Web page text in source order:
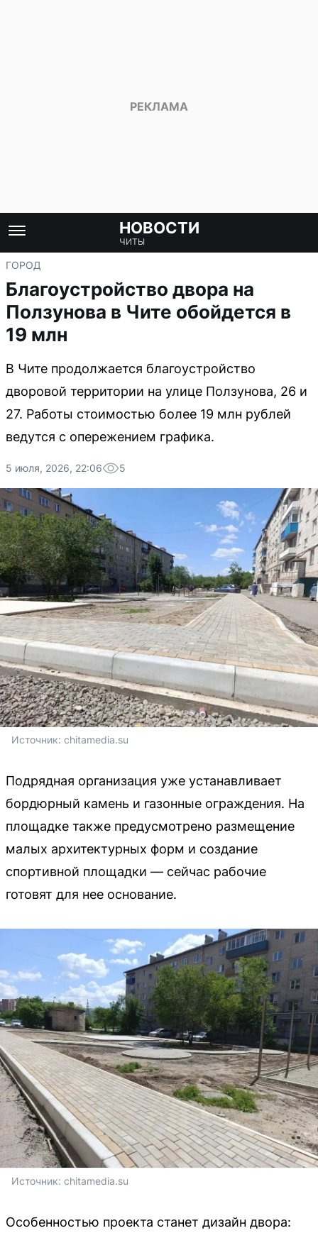
НОВОСТИ
ЧИТЫ
ГОРОД
Благоустройство двора на
Ползунова в Чите обойдется в
19 млн
В Чите продолжается благоустройство
дворовой территории на улице Ползунова, 26 и
27. Работы стоимостью более 19 млн рублей
ведутся с опережением графика.
5 июля, 2026, 22:06 5
Источник: chitamedia.su
Подрядная организация уже устанавливает
бордюрный камень и газонные ограждения. На
площадке также предусмотрено размещение
малых архитектурных форм и создание
спортивной площадки — сейчас рабочие
готовят для нее основание.
Источник: chitamedia.su
Особенностью проекта станет дизайн двора: